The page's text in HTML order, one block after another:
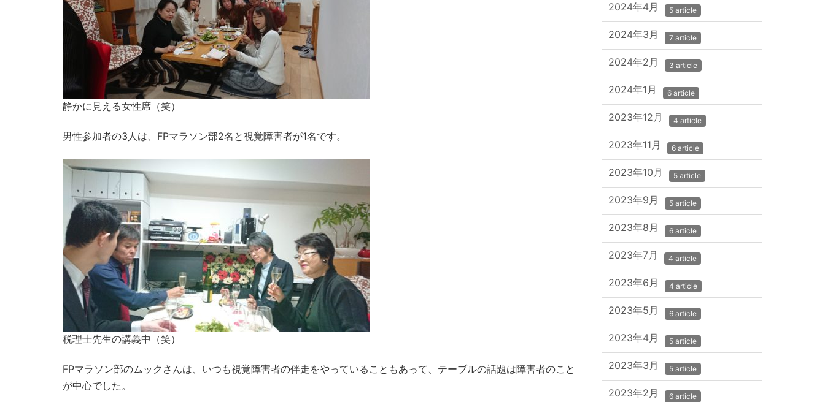
静かに見える女性席（笑）
男性参加者の3人は、FPマラソン部2名と視覚障害者が1名です。
税理士先生の講義中（笑）
FPマラソン部のムックさんは、いつも視覚障害者の伴走をやっていることもあって、テーブルの話題は障害者のこと
が中心でした。
2024年4月 5 article
2024年3月 7 article
2024年2月 3 article
2024年1月 6 article
2023年12月 4 article
2023年11月 6 article
2023年10月 5 article
2023年9月 5 article
2023年8月 6 article
2023年7月 4 article
2023年6月 4 article
2023年5月 6 article
2023年4月 5 article
2023年3月 5 article
2023年2月 6 article